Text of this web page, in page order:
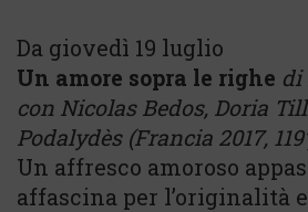
Da giovedì 19 luglio
Un amore sopra le righe di
con Nicolas Bedos, Doria
Podalydès (Francia 2017,
Un affresco amoroso
affascina per l’originalità